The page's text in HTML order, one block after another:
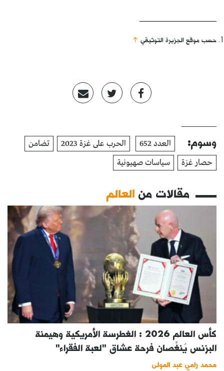
حسب موقع الجزيرة التوثيقي ↑
وسوم: العدد 652 الحرب على غزة 2023
تضامن
حصار غزة
سياسات صهيونية
مقالات منالعالم
كأس العالم 2026 : الغطرسة الأمريكية وهيمنة
البزنس يُنغِّصان فرحة عشاق "لعبة الفقراء"
محمد رامي عبد المولى